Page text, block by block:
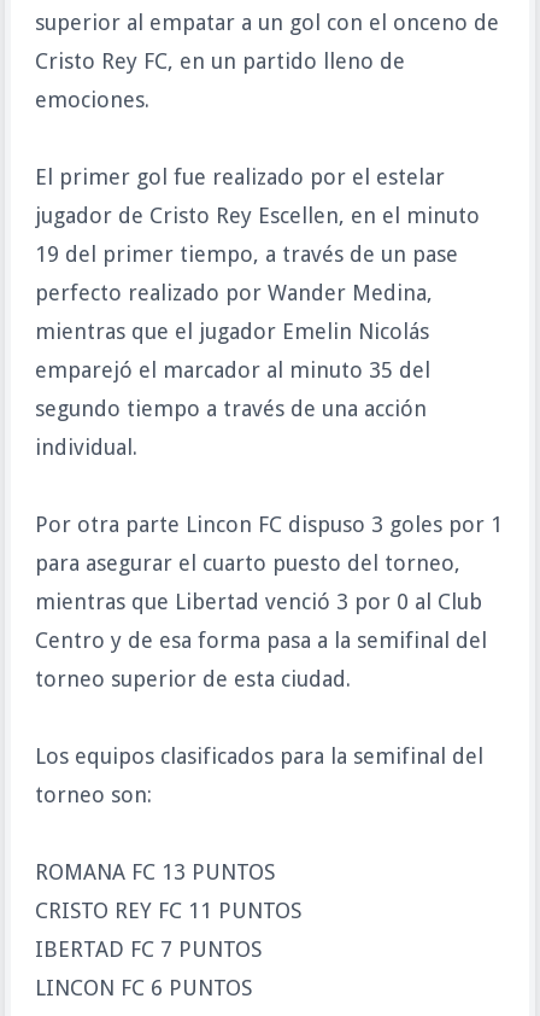
superior al empatar a un gol con el onceno de
Cristo Rey FC, en un partido lleno de
emociones.
El primer gol fue realizado por el estelar
jugador de Cristo Rey Escellen, en el minuto
19 del primer tiempo, a través de un pase
perfecto realizado por Wander Medina,
mientras que el jugador Emelin Nicolás
emparejó el marcador al minuto 35 del
segundo tiempo a través de una acción
individual.
Por otra parte Lincon FC dispuso 3 goles por 1
para asegurar el cuarto puesto del torneo,
mientras que Libertad venció 3 por 0 al Club
Centro y de esa forma pasa a la semifinal del
torneo superior de esta ciudad.
Los equipos clasificados para la semifinal del
torneo son:
ROMANA FC 13 PUNTOS
CRISTO REY FC 11 PUNTOS
IBERTAD FC 7 PUNTOS
LINCON FC 6 PUNTOS